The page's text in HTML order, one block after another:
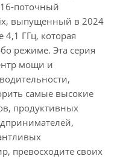
поточный
выпущенный в 2024
4,1 ГГц, которая
режиме. Эта серия
мощи и
самые высокие
продуктивных
превосходите своих